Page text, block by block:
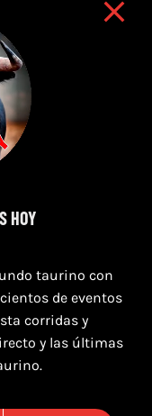
2026
HOY
taurino con
de eventos
corridas y
y las últimas